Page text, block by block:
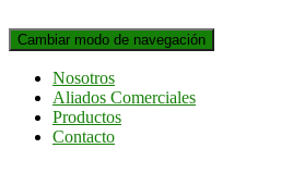
Cambiar modo de navegación
Nosotros
Aliados Comerciales
Productos
Contacto